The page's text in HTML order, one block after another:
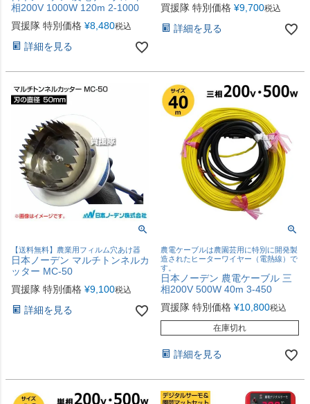
相200V 1000W 120m 2-1000
買援隊 特別価格 ¥8,480税込
詳細を見る
買援隊 特別価格 ¥9,700税込
詳細を見る
【送料無料】農業用フィルム穴あけ器
日本ノーデン マルチトンネルカ
ッター MC-50
買援隊 特別価格 ¥9,100税込
詳細を見る
農電ケーブルは農園芸用に特別に開発製
造されたヒーターワイヤー（電熱線）で
す。
日本ノーデン 農電ケーブル 三
相200V 500W 40m 3-450
買援隊 特別価格 ¥10,800税込
在庫切れ
詳細を見る